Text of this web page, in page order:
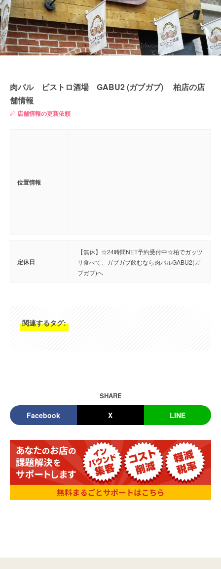
肉バル ビストロ酒場 GABU2 (ガブガブ) 柏店の店
舗情報
店舗情報の更新依頼
位置情報
定休日
【無休】☆24時間NET予約受付中☆柏でガッツ
リ食べて、ガブガブ飲むなら肉バルGABU2(ガ
ブガブ)へ
関連するタグ:
SHARE
Facebook X LINE